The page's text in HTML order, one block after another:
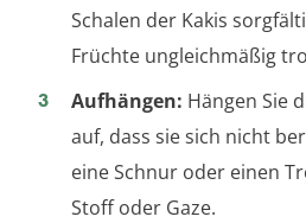
Schalen der Kakis
Früchte ungleichmäßig
Aufhängen: Hängen Sie
auf, dass sie sich nicht
eine Schnur oder einen
Stoff oder Gaze.